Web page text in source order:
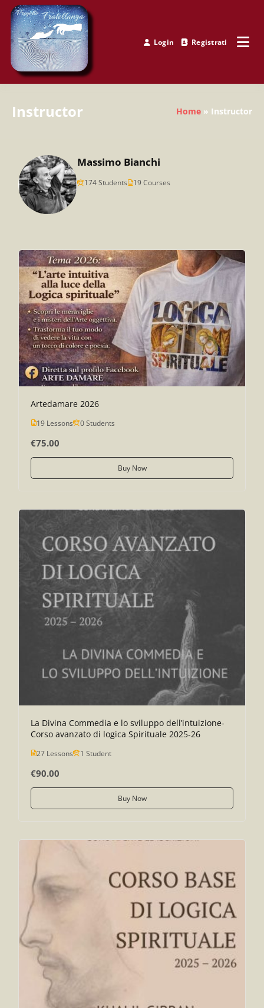
content
Login Registrati
Instructor Home Instructor
Massimo Bianchi
174 Students 19 Courses
Artedamare 2026
19 Lessons 0 Students
€75.00
Buy Now
La Divina Commedia e lo sviluppo dell’intuizione-
Corso avanzato di logica Spirituale 2025-26
27 Lessons 1 Student
€90.00
Buy Now